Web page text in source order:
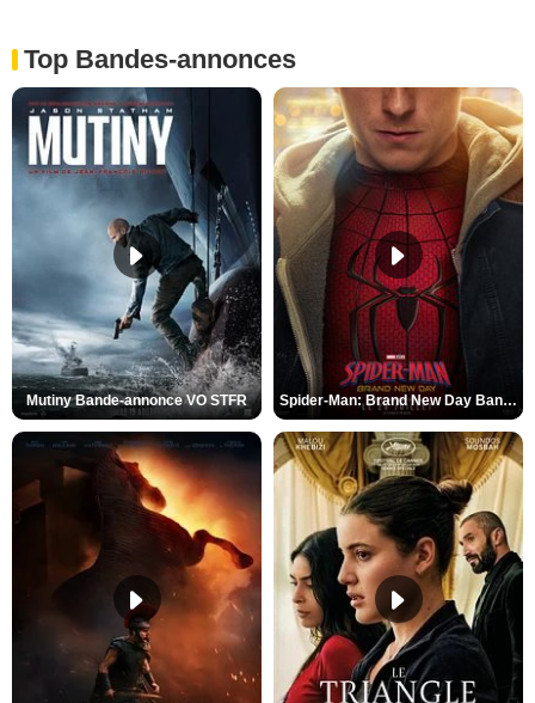
Top Bandes-annonces
Mutiny Bande-annonce VO STFR Spider-Man: Brand New Day Bande-annonce VO STFR